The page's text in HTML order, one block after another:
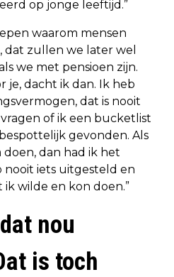
op jonge leeftijd.”
waarom mensen
zullen we later wel
we met pensioen zijn.
je, dacht ik dan. Ik heb
dat is nooit
of ik een bucketlist
gevonden. Als
dan had ik het
nooit iets uitgesteld en
wilde en kon doen.”
nou
is toch